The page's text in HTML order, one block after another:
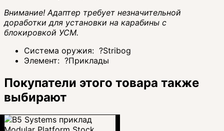
Внимание! Адаптер требует незначительной
доработки для установки на карабины с
блокировкой УСМ.
Система оружия: ?Stribog
Элемент: ?Приклады
Покупатели этого товара также
выбирают